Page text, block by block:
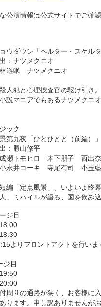
公演情報は公式サイトでご確認
ウダウン「ヘルター・スケルタ
：ナツメクニオ
遊眠 ナツメクニオ
人犯と心理捜査官の駆け引き。
説マニアでもあるナツメクニ
ック
第九夜「ひとひとと（前編）」
：勝山修平
瀬トモヒロ 木下朋子 西出奈
コーキ 寺尾有司 小玉藍
編「定点風景」、いよいよ終
人」ミハイルが語る、国を飲み
ジ目
よりフロントアクトを行いま
ジ目
りの通路が狭く、お客様に
ります。申し訳ありませんが